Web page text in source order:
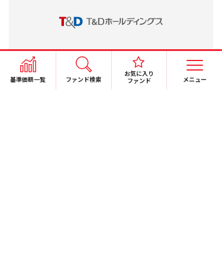
基準価額一覧 ファンド検索
お気に入り
ファンド
メニュー